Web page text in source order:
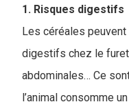
1. Risques digestifs
Les céréales
digestifs chez le furet
abdominales… Ce
l’animal consomme